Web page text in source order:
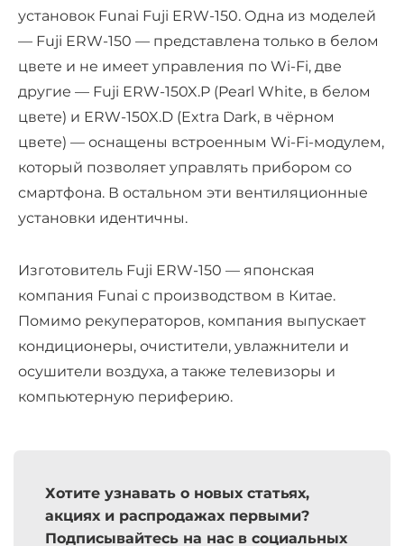
установок Funai Fuji ERW-150. Одна из моделей
— Fuji ERW-150 — представлена только в белом
цвете и не имеет управления по Wi-Fi, две
другие — Fuji ERW-150X.P (Pearl White, в белом
цвете) и ERW-150X.D (Extra Dark, в чёрном
цвете) — оснащены встроенным Wi-Fi-модулем,
который позволяет управлять прибором со
смартфона. В остальном эти вентиляционные
установки идентичны.
Изготовитель Fuji ERW-150 — японская
компания Funai с производством в Китае.
Помимо рекуператоров, компания выпускает
кондиционеры, очистители, увлажнители и
осушители воздуха, а также телевизоры и
компьютерную периферию.
Хотите узнавать о новых статьях,
акциях и распродажах первыми?
Подписывайтесь на нас в социальных